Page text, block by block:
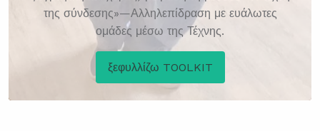
της σύνδεσης»—Αλληλεπίδραση με ευάλωτες
ομάδες μέσω της Τέχνης.
ξεφυλλίζω TOOLKIT